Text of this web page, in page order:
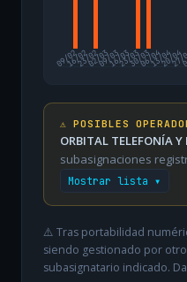
09/02
16/0223/0202/0309/0316/0323/0330/0306/0413/0420/04
27/
⚠️ POSIBLES
ORBITAL TELEFONÍA Y
subasignaciones
Mostrar lista ▾
⚠️ Tras portabilidad
siendo gestionado por
subasignatario indicado.